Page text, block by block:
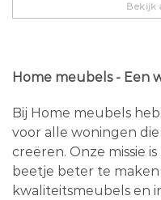
Bekijk
Home meubels - Een
Bij Home meubels
voor alle woningen
creëren. Onze missie
beetje beter te
kwaliteitsmeubels en